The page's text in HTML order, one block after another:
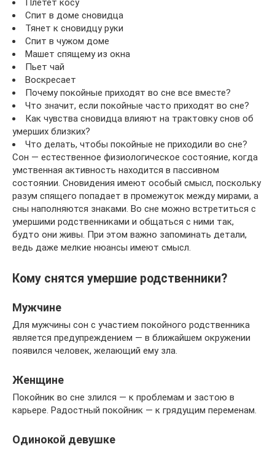
Спит в доме сновидца
Тянет к сновидцу руки
Спит в чужом доме
Машет спящему из окна
Пьет чай
Воскресает
Почему покойные приходят во сне все вместе?
Что значит, если покойные часто приходят во сне?
Как чувства сновидца влияют на трактовку снов об
умерших близких?
Что делать, чтобы покойные не приходили во сне?
Сон — естественное физиологическое состояние, когда
умственная активность находится в пассивном
состоянии. Сновидения имеют особый смысл, поскольку
разум спящего попадает в промежуток между мирами, а
сны наполняются знаками. Во сне можно встретиться с
умершими родственниками и общаться с ними так,
будто они живы. При этом важно запоминать детали,
ведь даже мелкие нюансы имеют смысл.
Кому снятся умершие родственники?
Мужчине
Для мужчины сон с участием покойного родственника
является предупреждением — в ближайшем окружении
появился человек, желающий ему зла.
Женщине
Покойник во сне злился — к проблемам и застою в
карьере. Радостный покойник — к грядущим переменам.
Одинокой девушке